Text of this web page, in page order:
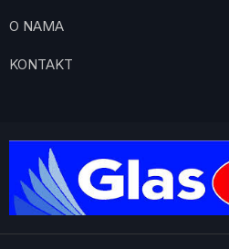
O NAMA
KONTAKT